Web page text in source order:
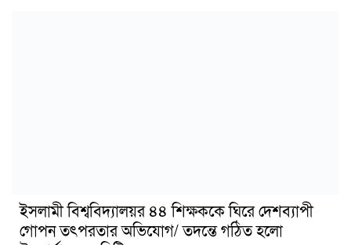
ইসলামী বিশ্ববিদ্যালয়র ৪৪ শিক্ষককে ঘিরে দেশব্যাপী
গোপন তৎপরতার অভিযোগ/ তদন্তে গঠিত হলো